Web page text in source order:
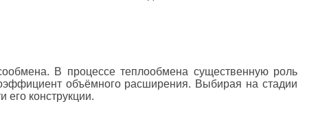
В процессе теплообмена существенную роль
объёмного расширения. Выбирая на стадии
его конструкции.